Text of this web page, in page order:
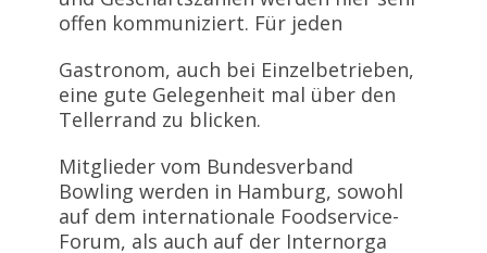
offen kommuniziert. Für jeden
Gastronom, auch bei Einzelbetrieben,
eine gute Gelegenheit mal über den
Tellerrand zu blicken.
Mitglieder vom Bundesverband
Bowling werden in Hamburg, sowohl
auf dem internationale Foodservice-
Forum, als auch auf der Internorga